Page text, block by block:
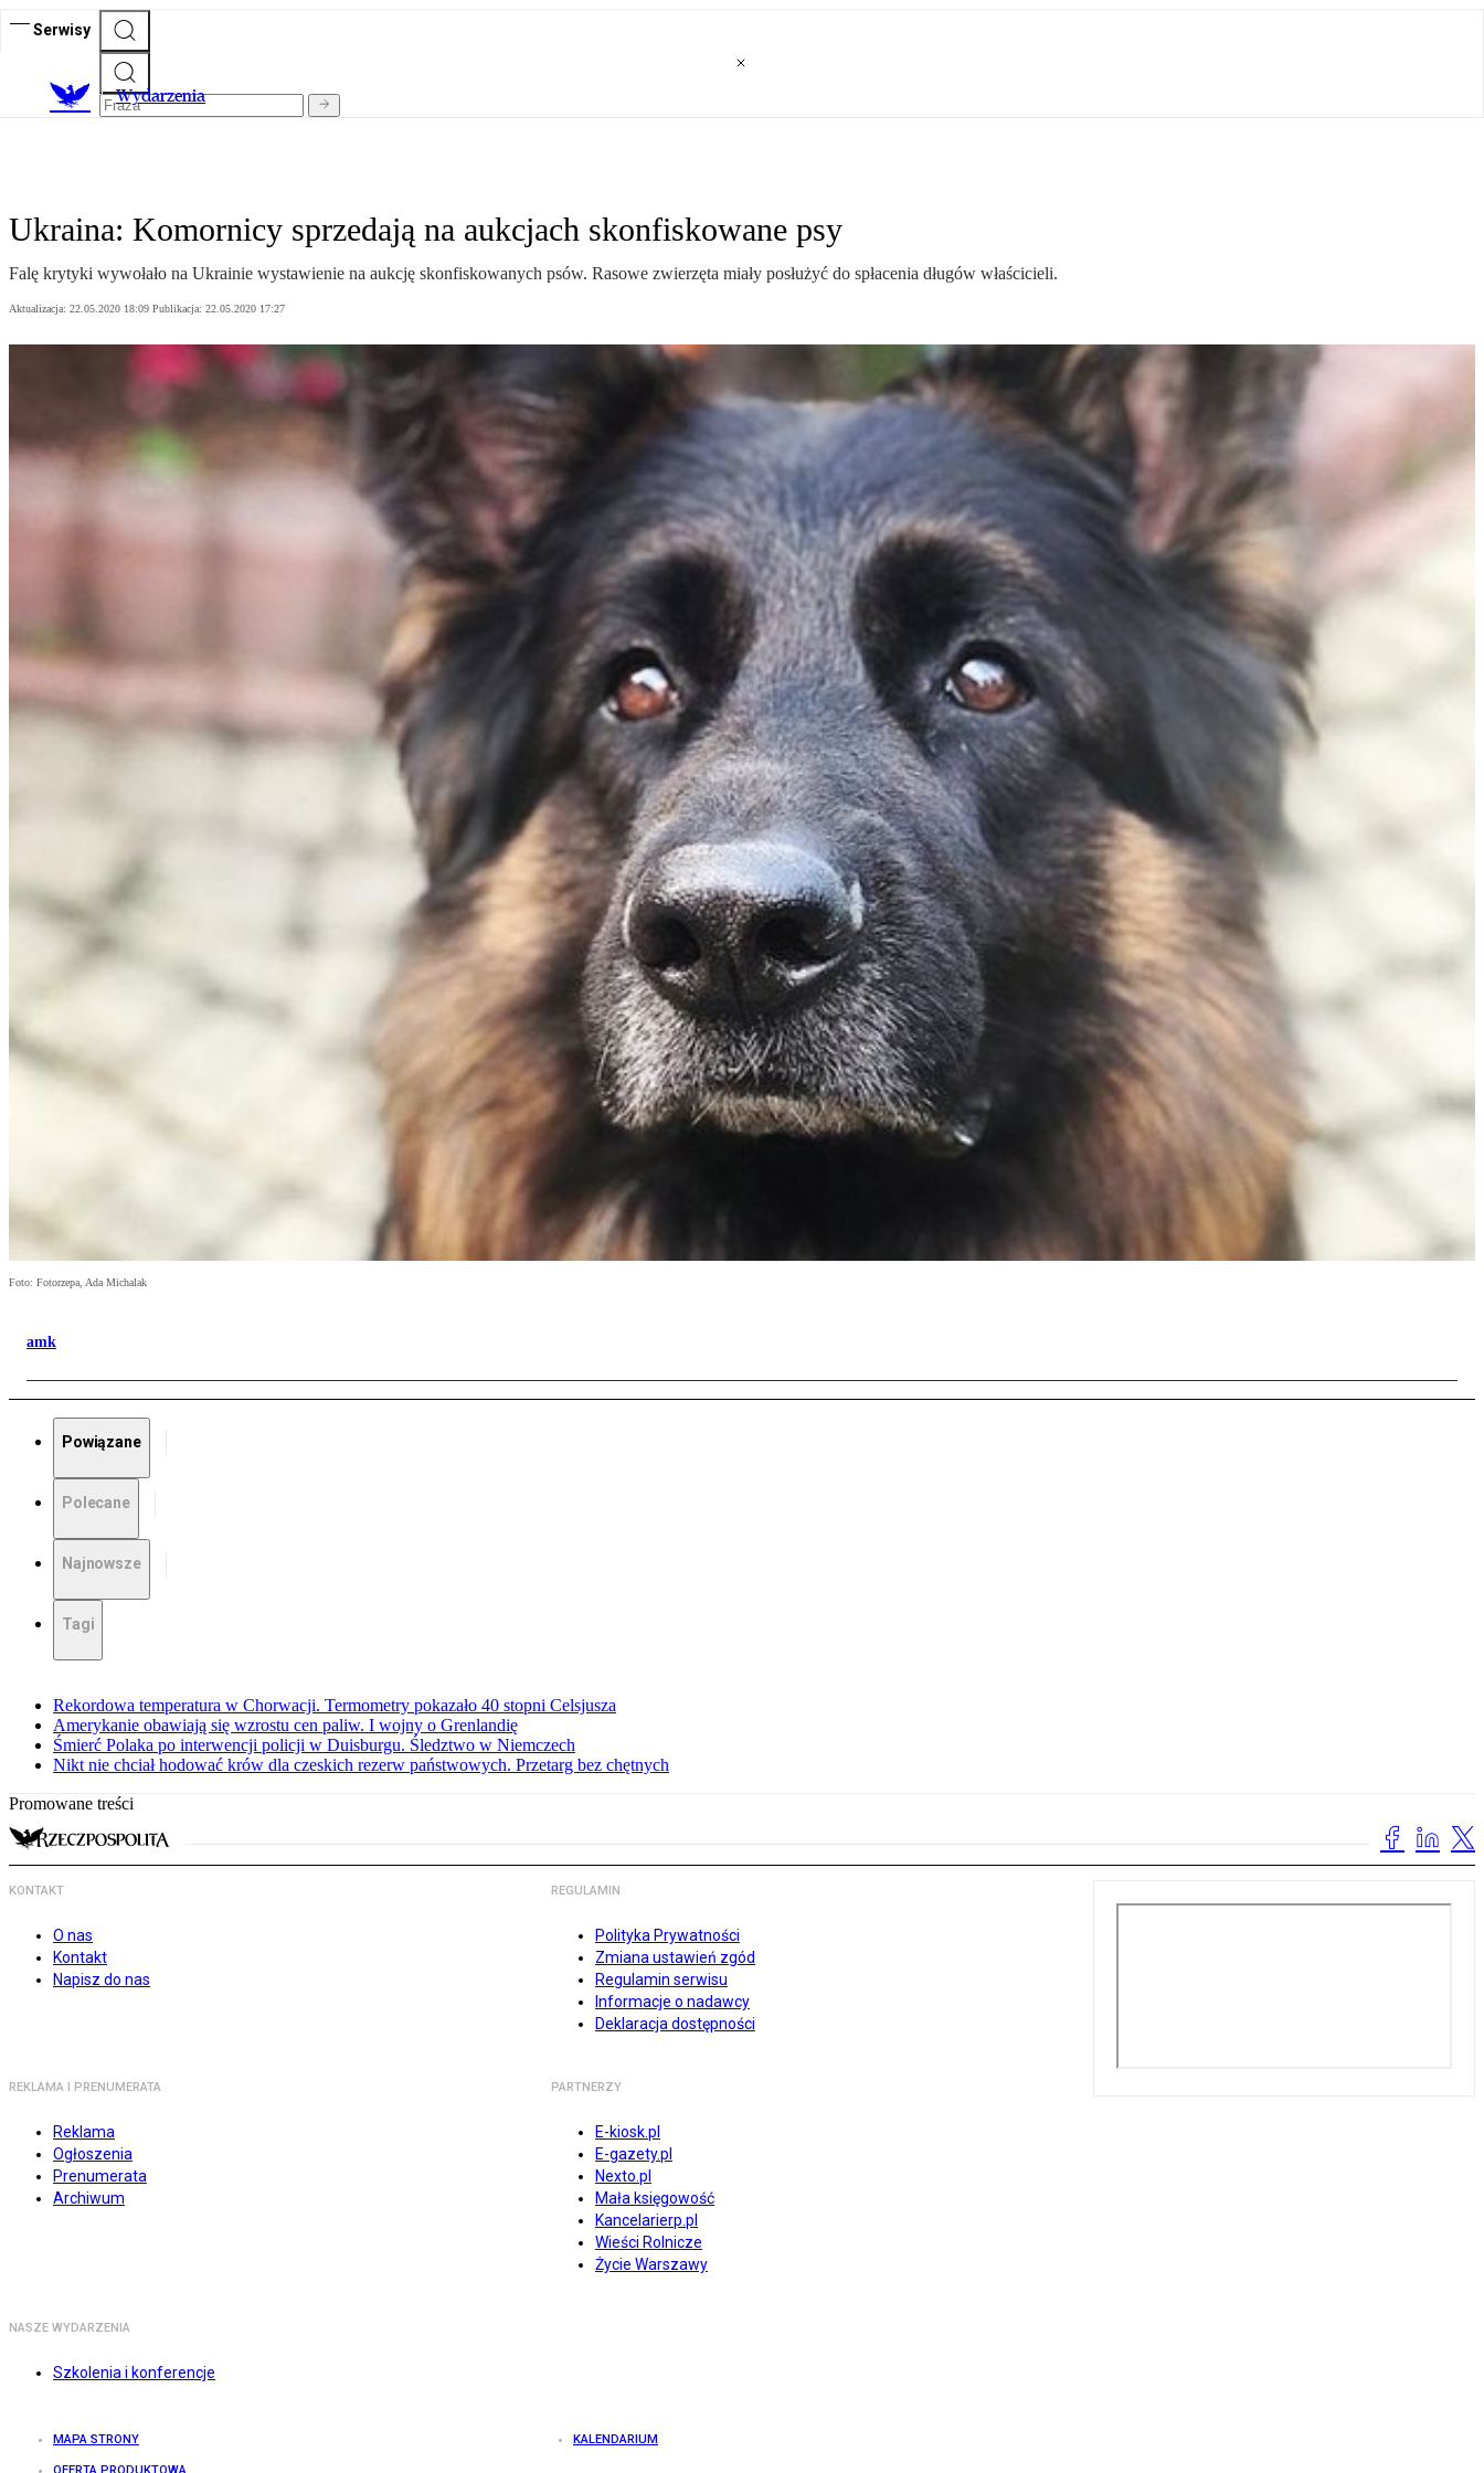
Serwisy
Wydarzenia
Ukraina: Komornicy sprzedają na aukcjach skonfiskowane psy
Falę krytyki wywołało na Ukrainie wystawienie na aukcję skonfiskowanych psów. Rasowe zwierzęta miały posłużyć do spłacenia długów właścicieli.
Aktualizacja: 22.05.2020 18:09 Publikacja: 22.05.2020 17:27
Foto: Fotorzepa, Ada Michalak
amk
Powiązane
Polecane
Najnowsze
Tagi
Rekordowa temperatura w Chorwacji. Termometry pokazało 40 stopni Celsjusza
Amerykanie obawiają się wzrostu cen paliw. I wojny o Grenlandię
Śmierć Polaka po interwencji policji w Duisburgu. Śledztwo w Niemczech
Nikt nie chciał hodować krów dla czeskich rezerw państwowych. Przetarg bez chętnych
Promowane treści
KONTAKT
O nas
Kontakt
Napisz do nas
REGULAMIN
Polityka Prywatności
Zmiana ustawień zgód
Regulamin serwisu
Informacje o nadawcy
Deklaracja dostępności
REKLAMA I PRENUMERATA
Reklama
Ogłoszenia
Prenumerata
Archiwum
PARTNERZY
E-kiosk.pl
E-gazety.pl
Nexto.pl
Mała księgowość
Kancelarierp.pl
Wieści Rolnicze
Życie Warszawy
NASZE WYDARZENIA
Szkolenia i konferencje
MAPA STRONY KALENDARIUM